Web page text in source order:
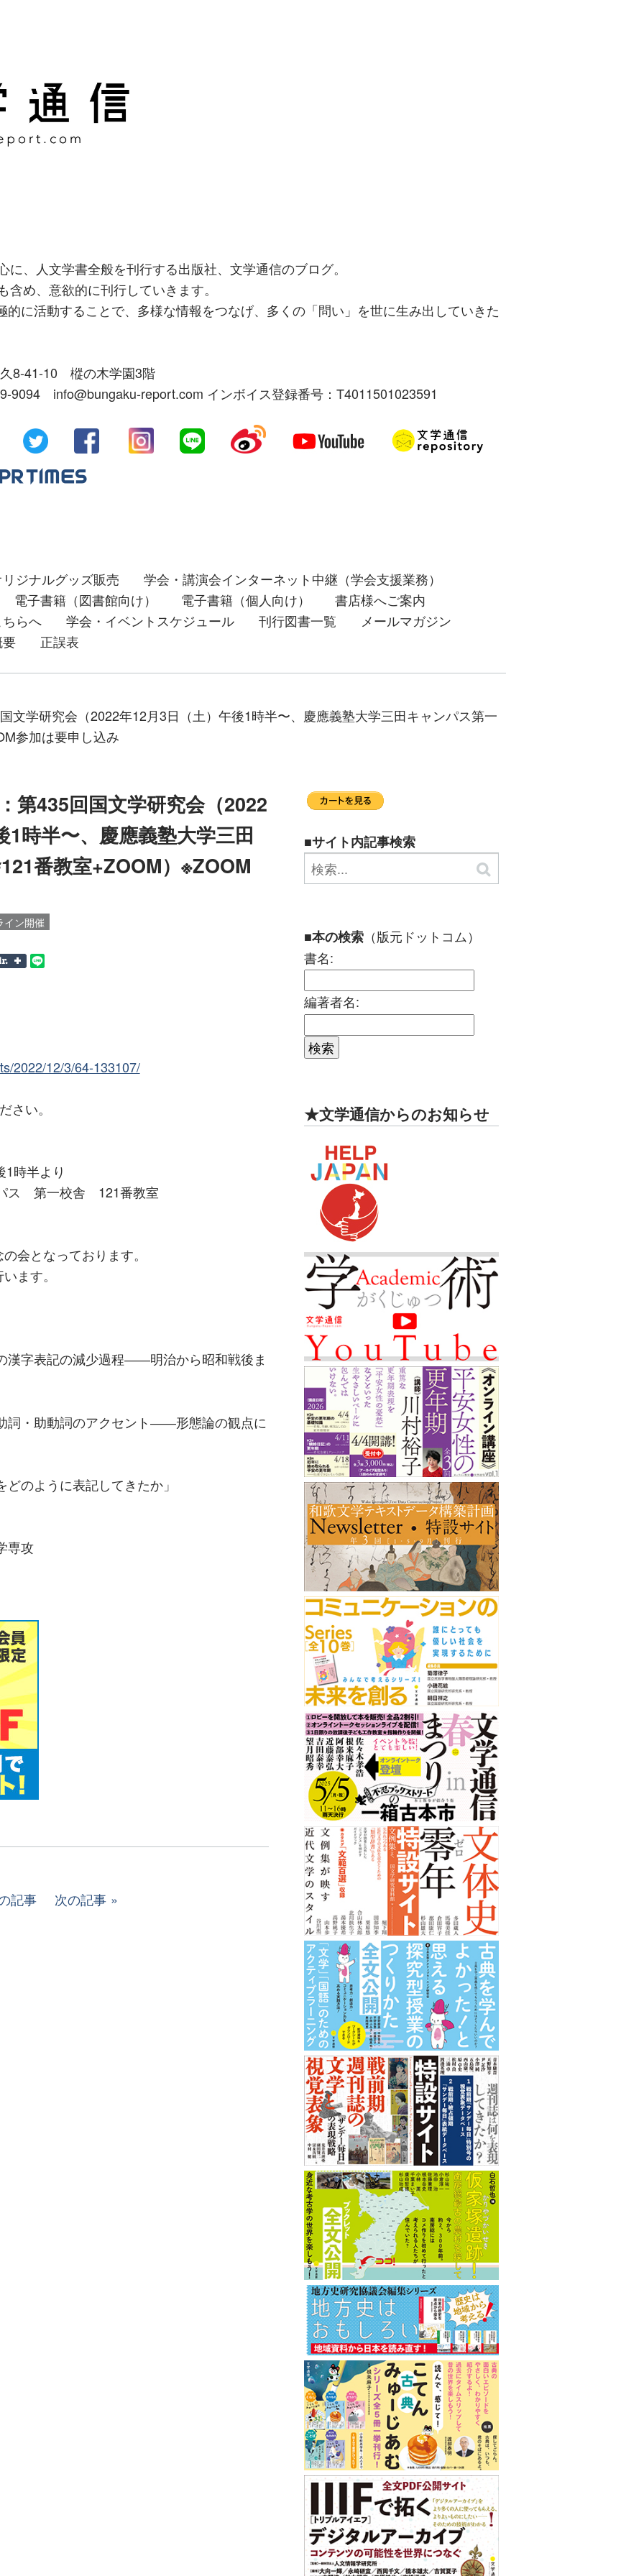
、人文学書全般を刊行する出版社、文学通信のブログ。
め、意欲的に刊行していきます。
に活動することで、多様な情報をつなげ、多くの「問い」を世に生み出していきた
8-41-10 樅の木学園3階
9094 info@bungaku-report.com インボイス登録番号：T4011501023591
ジナルグッズ販売
学会・講演会インターネット中継（学会支援業務）
電子書籍（図書館向け）
電子書籍（個人向け）
書店様へご案内
らへ
学会・イベントスケジュール 刊行図書一覧
メールマガジン
正誤表
文学研究会（2022年12月3日（土）午後1時半〜、慶應義塾大学三田キャンパス第一
参加は要申し込み
第435回国文学研究会（2022
1時半〜、慶應義塾大学三田
番教室+ZOOM）※ZOOM
イン開催
2022/12/3/64-133107/
さい。
時半より
ス 第一校舎 121番教室
会となっております。
ます。
漢字表記の減少過程――明治から昭和戦後ま
詞・助動詞のアクセント――形態論の観点に
のように表記してきたか」
専攻
記事 次の記事
■サイト内記事検索
■本の検索（版元ドットコム）
書名:
編著者名:
★文学通信からのお知らせ